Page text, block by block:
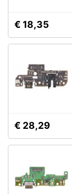
€ 18,35
€ 28,29